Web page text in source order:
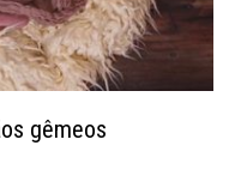
gêmeos